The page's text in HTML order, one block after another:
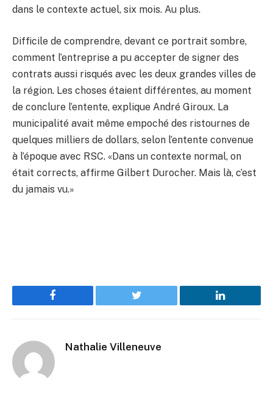
dans le contexte actuel, six mois. Au plus.
Difficile de comprendre, devant ce portrait sombre,
comment l’entreprise a pu accepter de signer des
contrats aussi risqués avec les deux grandes villes de
la région. Les choses étaient différentes, au moment
de conclure l’entente, explique André Giroux. La
municipalité avait même empoché des ristournes de
quelques milliers de dollars, selon l’entente convenue
à l’époque avec RSC. «Dans un contexte normal, on
était corrects, affirme Gilbert Durocher. Mais là, c’est
du jamais vu.»
Facebook Twitter LinkedIn
Nathalie Villeneuve